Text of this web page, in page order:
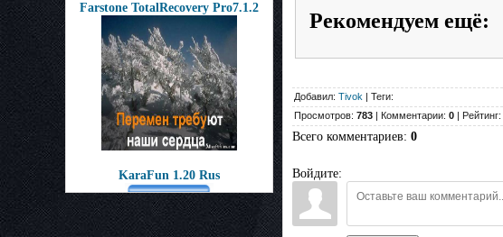
Farstone TotalRecovery Pro7.1.2
KaraFun 1.20 Rus
Рекомендуем ещё:
Добавил: Tivok | Теги:
Просмотров: 783 | Комментарии: 0 | Рейтинг:
Всего комментариев: 0
Войдите: